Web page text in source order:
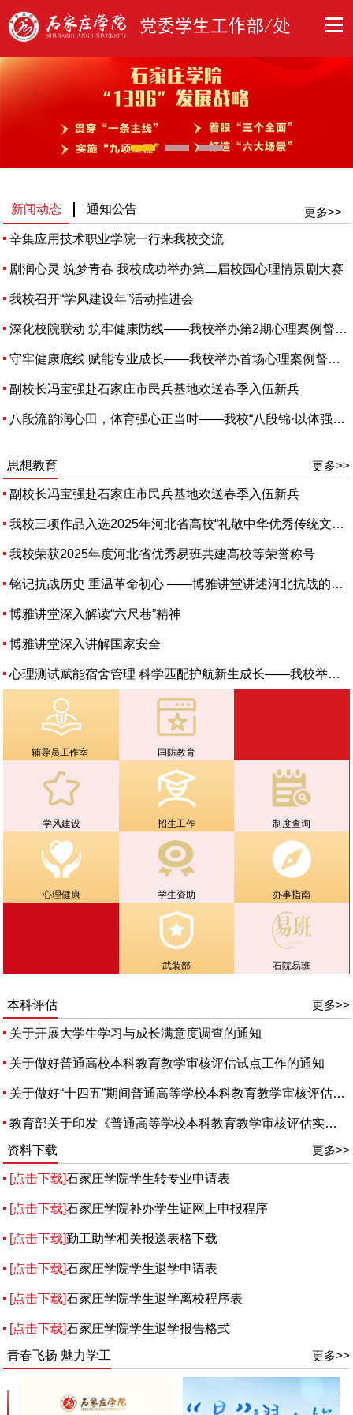
新闻动态 通知公告
更多>>
辛集应用技术职业学院一行来我校交流
剧润心灵 筑梦青春 我校成功举办第二届校园心理情景剧大赛
我校召开“学风建设年”活动推进会
深化校院联动 筑牢健康防线——我校举办第2期心理案例督导...
守牢健康底线 赋能专业成长——我校举办首场心理案例督导活...
副校长冯宝强赴石家庄市民兵基地欢送春季入伍新兵
八段流韵润心田，体育强心正当时——我校“八段锦·以体强心...
思想教育 更多>>
副校长冯宝强赴石家庄市民兵基地欢送春季入伍新兵
我校三项作品入选2025年河北省高校“礼敬中华优秀传统文化”...
我校荣获2025年度河北省优秀易班共建高校等荣誉称号
铭记抗战历史 重温革命初心 ——博雅讲堂讲述河北抗战的光辉历史
博雅讲堂深入解读“六尺巷”精神
博雅讲堂深入讲解国家安全
心理测试赋能宿舍管理 科学匹配护航新生成长——我校举办第39...
国防教育
招生工作 制度查询
心理健康 学生资助 办事指南
石院易班
学风建设
武装部
辅导员工作室
本科评估 更多>>
关于开展大学生学习与成长满意度调查的通知
关于做好普通高校本科教育教学审核评估试点工作的通知
关于做好“十四五”期间普通高等学校本科教育教学审核评估工作的通知
教育部关于印发《普通高等学校本科教育教学审核评估实施方案（2021——2025）》的通知
资料下载
更多>>
[点击下载]石家庄学院学生转专业申请表
[点击下载]石家庄学院补办学生证网上申报程序
[点击下载]勤工助学相关报送表格下载
[点击下载]石家庄学院学生退学申请表
[点击下载]石家庄学院学生退学离校程序表
[点击下载]石家庄学院学生退学报告格式
青春飞扬 魅力学工
更多>>